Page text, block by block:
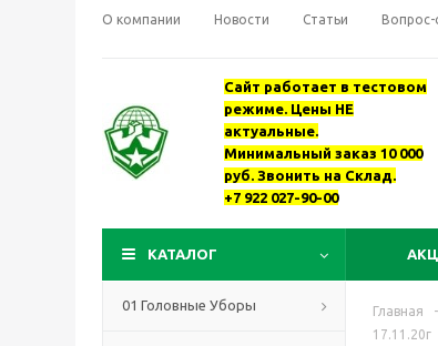
О компании Новости Статьи Вопрос-
Сайт работает в тестовом
режиме. Цены НЕ
актуальные.
Минимальный заказ 10 000
руб. Звонить на Склад.
+7 922 027-90-00
КАТАЛОГ
01 Головные Уборы Главная -
17.11.20г